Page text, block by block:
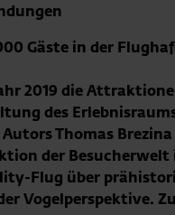
Gäste in der
2019 die
des
Thomas
der Besucherwelt
Flug über
Vogelperspektive.